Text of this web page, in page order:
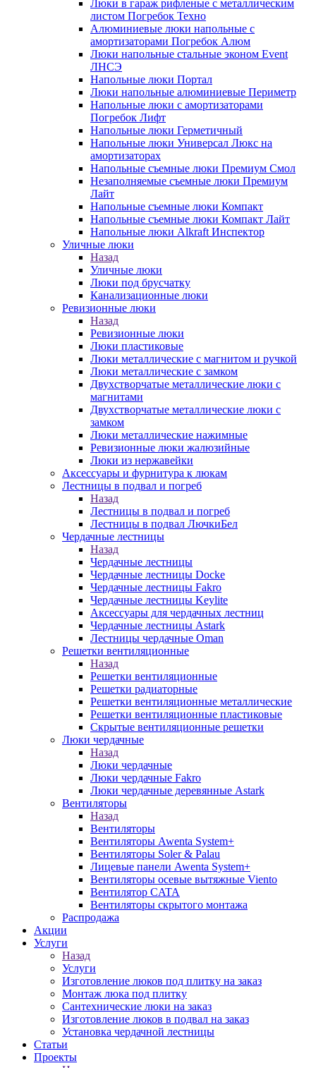
Люки в гараж рифленые с металлическим
листом Погребок Техно
Алюминиевые люки напольные с
амортизаторами Погребок Алюм
Люки напольные стальные эконом Event
ЛНСЭ
Напольные люки Портал
Люки напольные алюминиевые Периметр
Напольные люки с амортизаторами
Погребок Лифт
Напольные люки Герметичный
Напольные люки Универсал Люкс на
амортизаторах
Напольные съемные люки Премиум Смол
Незаполняемые съемные люки Премиум
Лайт
Напольные съемные люки Компакт
Напольные съемные люки Компакт Лайт
Напольные люки Alkraft Инспектор
Уличные люки
Назад
Уличные люки
Люки под брусчатку
Канализационные люки
Ревизионные люки
Назад
Ревизионные люки
Люки пластиковые
Люки металлические с магнитом и ручкой
Люки металлические с замком
Двухстворчатые металлические люки с
магнитами
Двухстворчатые металлические люки с
замком
Люки металлические нажимные
Ревизионные люки жалюзийные
Люки из нержавейки
Аксессуары и фурнитура к люкам
Лестницы в подвал и погреб
Назад
Лестницы в подвал и погреб
Лестницы в подвал ЛючкиБел
Чердачные лестницы
Назад
Чердачные лестницы
Чердачные лестницы Docke
Чердачные лестницы Fakro
Чердачные лестницы Keylite
Аксессуары для чердачных лестниц
Чердачные лестницы Astark
Лестницы чердачные Oman
Решетки вентиляционные
Назад
Решетки вентиляционные
Решетки радиаторные
Решетки вентиляционные металлические
Решетки вентиляционные пластиковые
Скрытые вентиляционные решетки
Люки чердачные
Назад
Люки чердачные
Люки чердачные Fakro
Люки чердачные деревянные Astark
Вентиляторы
Назад
Вентиляторы
Вентиляторы Awenta System+
Вентиляторы Soler & Palau
Лицевые панели Awenta System+
Вентиляторы осевые вытяжные Viento
Вентилятор CATA
Вентиляторы скрытого монтажа
Распродажа
Акции
Услуги
Назад
Услуги
Изготовление люков под плитку на заказ
Монтаж люка под плитку
Сантехнические люки на заказ
Изготовление люков в подвал на заказ
Установка чердачной лестницы
Статьи
Проекты